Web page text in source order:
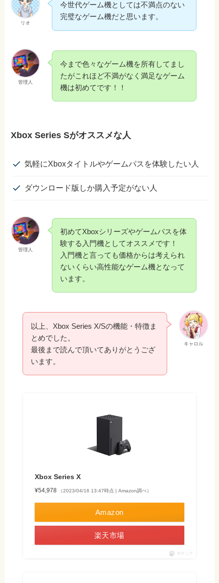
リオ
今世代ゲーム機としては不満点のない
完璧なゲーム機だと思います。
管理人
今まで色々なゲーム機を所有してまし
たがこれほど不満がなく満足なゲーム
機は初めてです！！
Xbox Series Sがオススメな人
気軽にXboxタイトルやゲームパスを体験したい人
ダウンロード版しか購入予定がない人
管理人
初めてXboxシリーズやゲームパスを体
験する入門機としてオススメです！
入門機と言っても価格からは考えられ
ないくらい高性能なゲーム機となって
います。
キャロル
以上、Xbox Series X/Sの機能・特徴ま
とめでした。
最後まで読んで頂いてありがとうござ
います。
Xbox Series X​
¥54,978 （2023/04/16 13:47時点 | Amazon調べ）
Amazon
楽天市場
ポチップ